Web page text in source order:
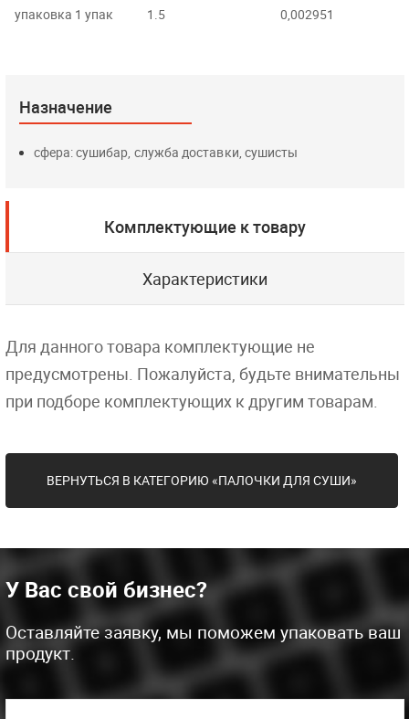
упаковка 1 упак 1.5 0,002951
Назначение
сфера: сушибар, служба доставки, сушисты
Комплектующие к товару
Характеристики
Для данного товара комплектующие не
предусмотрены. Пожалуйста, будьте внимательны
при подборе комплектующих к другим товарам.
ВЕРНУТЬСЯ В КАТЕГОРИЮ «ПАЛОЧКИ ДЛЯ СУШИ»
У Вас свой бизнес?
Оставляйте заявку, мы поможем упаковать ваш
продукт.